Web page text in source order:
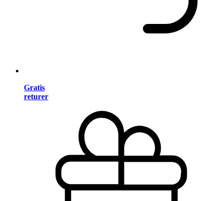
Gratis
returer